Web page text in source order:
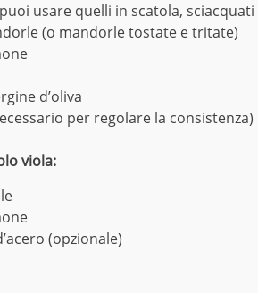
usare quelli in scatola, sciacquati
(o mandorle tostate e tritate)
d’oliva
per regolare la consistenza)
viola:
(opzionale)